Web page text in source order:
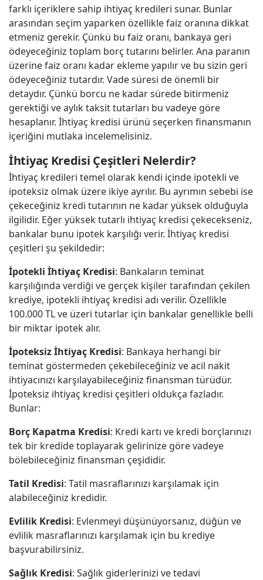
farklı içeriklere sahip ihtiyaç kredileri sunar. Bunlar
arasından seçim yaparken özellikle faiz oranına dikkat
etmeniz gerekir. Çünkü bu faiz oranı, bankaya geri
ödeyeceğiniz toplam borç tutarını belirler. Ana paranın
üzerine faiz oranı kadar ekleme yapılır ve bu sizin geri
ödeyeceğiniz tutardır. Vade süresi de önemli bir
detaydır. Çünkü borcu ne kadar sürede bitirmeniz
gerektiği ve aylık taksit tutarları bu vadeye göre
hesaplanır. İhtiyaç kredisi ürünü seçerken finansmanın
içeriğini mutlaka incelemelisiniz.
İhtiyaç Kredisi Çeşitleri Nelerdir?
İhtiyaç kredileri temel olarak kendi içinde ipotekli ve
ipoteksiz olmak üzere ikiye ayrılır. Bu ayrımın sebebi ise
çekeceğiniz kredi tutarının ne kadar yüksek olduğuyla
ilgilidir. Eğer yüksek tutarlı ihtiyaç kredisi çekecekseniz,
bankalar bunu ipotek karşılığı verir. İhtiyaç kredisi
çeşitleri şu şekildedir:
İpotekli İhtiyaç Kredisi: Bankaların teminat
karşılığında verdiği ve gerçek kişiler tarafından çekilen
krediye, ipotekli ihtiyaç kredisi adı verilir. Özellikle
100.000 TL ve üzeri tutarlar için bankalar genellikle belli
bir miktar ipotek alır.
İpoteksiz İhtiyaç Kredisi: Bankaya herhangi bir
teminat göstermeden çekebileceğiniz ve acil nakit
ihtiyacınızı karşılayabileceğiniz finansman türüdür.
İpoteksiz ihtiyaç kredisi çeşitleri oldukça fazladır.
Bunlar:
Borç Kapatma Kredisi: Kredi kartı ve kredi borçlarınızı
tek bir kredide toplayarak gelirinize göre vadeye
bölebileceğiniz finansman çeşididir.
Tatil Kredisi: Tatil masraflarınızı karşılamak için
alabileceğiniz kredidir.
Evlilik Kredisi: Evlenmeyi düşünüyorsanız, düğün ve
evlilik masraflarınızı karşılamak için bu krediye
başvurabilirsiniz.
Sağlık Kredisi: Sağlık giderlerinizi ve tedavi